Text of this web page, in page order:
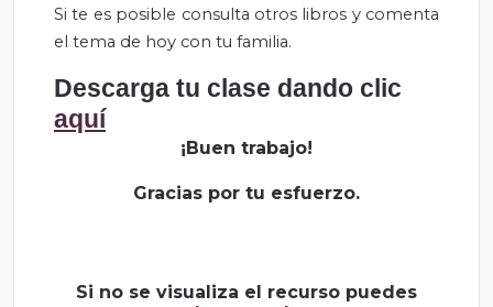
Si te es posible consulta otros libros y comenta
el tema de hoy con tu familia.
Descarga tu clase dando clic
aquí
¡Buen trabajo!
Gracias por tu esfuerzo.
Si no se visualiza el recurso puedes